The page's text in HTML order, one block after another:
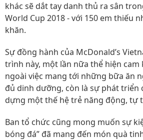
khác sẽ dắt tay danh thủ ra sân
World Cup 2018 - với 150 em thiếu
khăn.
Sự đồng hành của McDonald’s
trình này, một lần nữa thể hiện cam
ngoài việc mang tới những bữa ăn
đủ dinh dưỡng, còn là sự phát triển
dựng một thế hệ trẻ năng động, tự
Ban tổ chức cũng mong muốn sự
bóng đá” đã mang đến món quà